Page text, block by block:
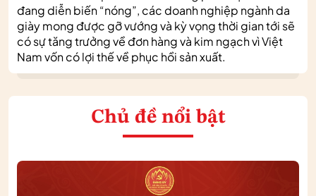
đang diễn biến “nóng”, các doanh nghiệp ngành da
giày mong được gỡ vướng và kỳ vọng thời gian tới sẽ
có sự tăng trưởng về đơn hàng và kim ngạch vì Việt
Nam vốn có lợi thế về phục hồi sản xuất.
Chủ đề nổi bật